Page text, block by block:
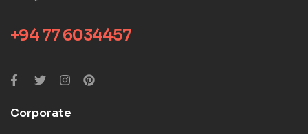
+94 77 6034457
Corporate